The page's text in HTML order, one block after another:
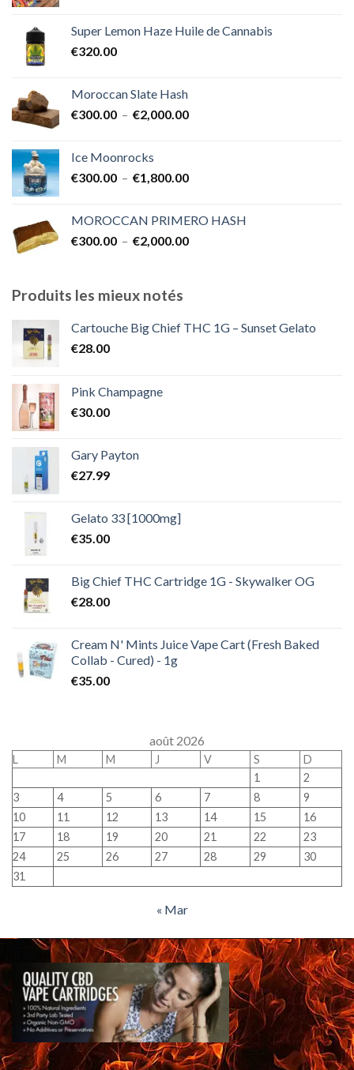
€350.00
Super Lemon Haze Huile de Cannabis
€320.00
Moroccan Slate Hash
€300.00 – €2,000.00Plage
à
Ice Moonrocks
€300.00 – €1,800.00Plage
€300.00
à
MOROCCAN PRIMERO HASH
€300.00 – €2,000.00Plage
€2,000.00
Produits les mieux notés
Cartouche Big Chief THC 1G – Sunset Gelato
€28.00
Pink Champagne
€30.00
Gary Payton
€27.99
Gelato 33 [1000mg]
€35.00
Big Chief THC Cartridge 1G - Skywalker OG
€28.00
Cream N' Mints Juice Vape Cart (Fresh Baked
Collab - Cured) - 1g
€35.00
août 2026
L M M J V S
D
1
2
3
4 5 6 7 8
9
10
11 12 13 14 15
16
17
18 19 20 21 22
23
24
25 26 27 28 29
30
31
« Mar